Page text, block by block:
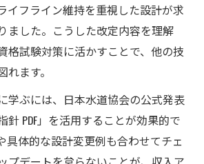
イフライン維持を重視した設計が求
ました。こうした改定内容を理解
格試験対策に活かすことで、他の技
ます。
学ぶには、日本水道協会の公式発表
針 PDF」を活用することが効果的で
具体的な設計変更例も合わせてチェ